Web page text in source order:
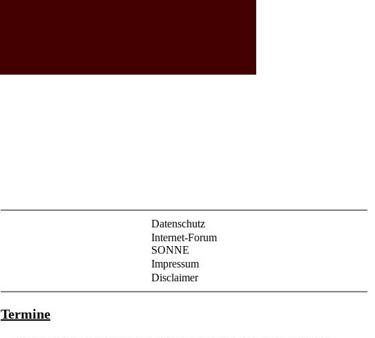
Datenschutz
Internet-Forum
SONNE
Impressum
Disclaimer
Termine